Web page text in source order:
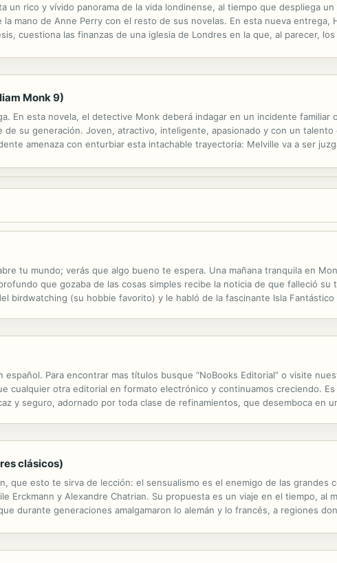
un rico y vívido panorama de la vida londinense, al tiempo que despliega
mano de Anne Perry con el resto de sus novelas. En esta nueva entrega,
cuestiona las finanzas de una iglesia de Londres en la que, al parecer,
Monk 9)
En esta novela, el detective Monk deberá indagar en un incidente familiar
su generación. Joven, atractivo, inteligente, apasionado y con un talento
amenaza con enturbiar esta intachable trayectoria: Melville va a ser
tu mundo; verás que algo bueno te espera. Una mañana tranquila en
que gozaba de las cosas simples recibe la noticia de que falleció
birdwatching (su hobbie favorito) y le habló de la fascinante Isla
español. Para encontrar mas títulos busque “NoBooks Editorial” o visite
cualquier otra editorial en formato electrónico y continuamos creciendo.
y seguro, adornado por toda clase de refinamientos, que desemboca en
clásicos)
que esto te sirva de lección: el sensualismo es el enemigo de las grandes
Erckmann y Alexandre Chatrian. Su propuesta es un viaje en el tiempo, al
durante generaciones amalgamaron lo alemán y lo francés, a regiones